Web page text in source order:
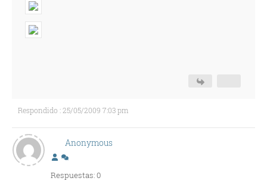
Respondido : 25/05/2009 7:03 pm
Anonymous
Respuestas: 0